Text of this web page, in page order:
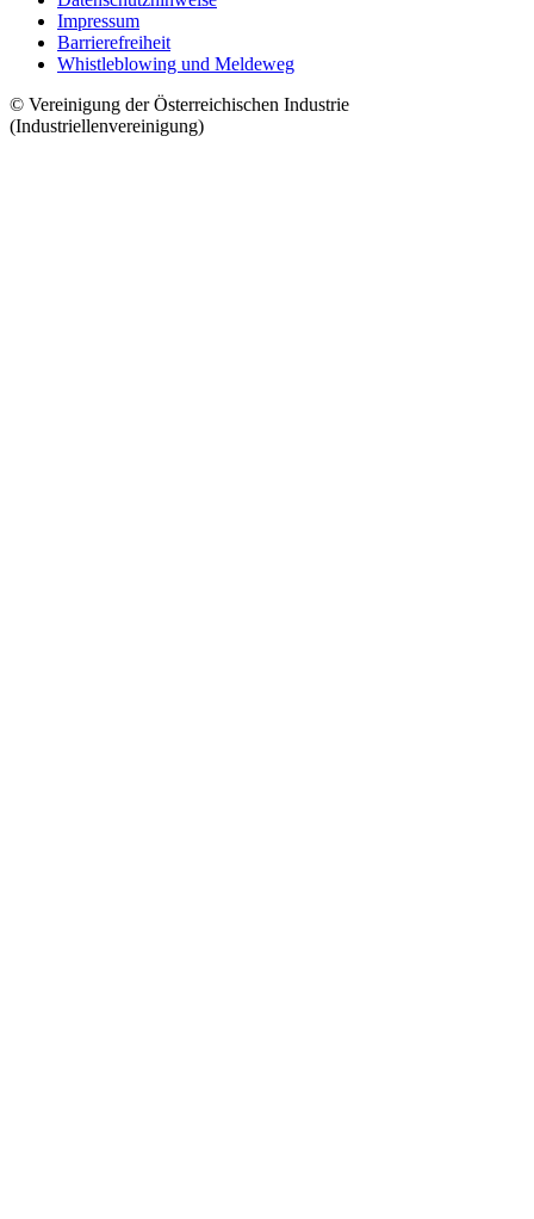
Impressum
Barrierefreiheit
Whistleblowing und Meldeweg
© Vereinigung der Österreichischen Industrie
(Industriellenvereinigung)